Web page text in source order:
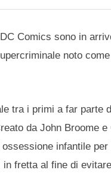
Comics sono in
noto
tra i primi a far
da John Broome
infantile
fretta al fine di